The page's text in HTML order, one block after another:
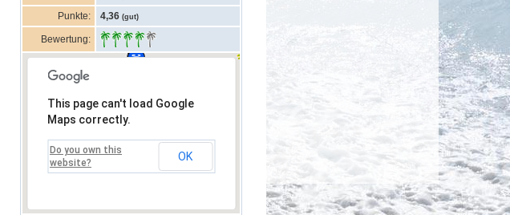
Punkte:
4,36 (gut)
Bewertung:
This page can't load Google
Maps correctly.
Do you own this
website?
OK